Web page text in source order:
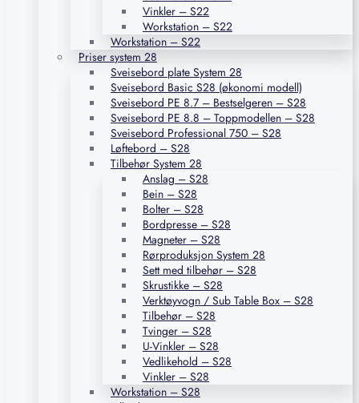
Vinkler – S22
Workstation – S22
Workstation – S22
Priser system 28
Sveisebord plate System 28
Sveisebord Basic S28 (økonomi modell)
Sveisebord PE 8.7 – Bestselgeren – S28
Sveisebord PE 8.8 – Toppmodellen – S28
Sveisebord Professional 750 – S28
Løftebord – S28
Tilbehør System 28
Anslag – S28
Bein – S28
Bolter – S28
Bordpresse – S28
Magneter – S28
Rørproduksjon System 28
Sett med tilbehør – S28
Skrustikke – S28
Verktøyvogn / Sub Table Box – S28
Tilbehør – S28
Tvinger – S28
U-Vinkler – S28
Vedlikehold – S28
Vinkler – S28
Workstation – S28